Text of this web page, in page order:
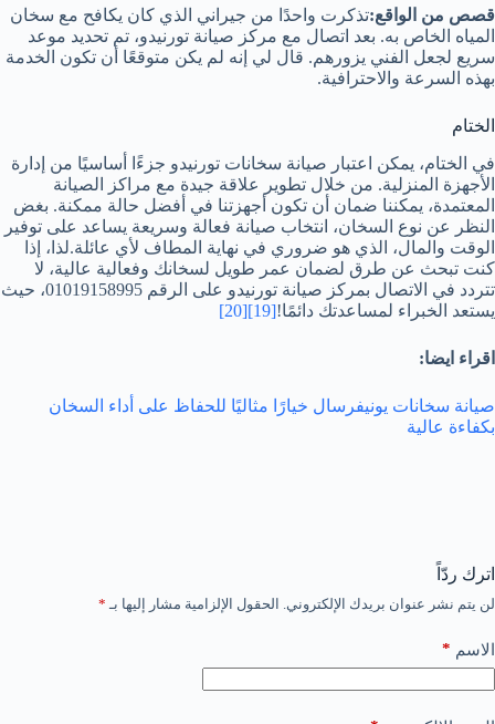
قصص من الواقع:تذكرت واحدًا من جيراني الذي كان يكافح مع سخان
المياه الخاص به. بعد اتصال مع مركز صيانة تورنيدو، تم تحديد موعد
سريع لجعل الفني يزورهم. قال لي إنه لم يكن متوقعًا أن تكون الخدمة
بهذه السرعة والاحترافية.
الختام
في الختام، يمكن اعتبار صيانة سخانات تورنيدو جزءًا أساسيًا من إدارة
الأجهزة المنزلية. من خلال تطوير علاقة جيدة مع مراكز الصيانة
المعتمدة، يمكننا ضمان أن تكون أجهزتنا في أفضل حالة ممكنة. بغض
النظر عن نوع السخان، انتخاب صيانة فعالة وسريعة يساعد على توفير
الوقت والمال، الذي هو ضروري في نهاية المطاف لأي عائلة.لذا، إذا
كنت تبحث عن طرق لضمان عمر طويل لسخانك وفعالية عالية، لا
تتردد في الاتصال بمركز صيانة تورنيدو على الرقم 01019158995، حيث
يستعد الخبراء لمساعدتك دائمًا![19]
[20]
اقراء ايضا:
صيانة سخانات يونيفرسال خيارًا مثاليًا للحفاظ على أداء السخان
بكفاءة عالية
اترك ردّاً
لن يتم نشر عنوان بريدك الإلكتروني. الحقول الإلزامية مشار إليها بـ *
الاسم *